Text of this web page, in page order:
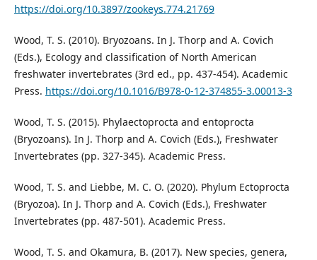
https://doi.org/10.3897/zookeys.774.21769
Wood, T. S. (2010). Bryozoans. In J. Thorp and A. Covich
(Eds.), Ecology and classification of North American
freshwater invertebrates (3rd ed., pp. 437-454). Academic
Press. https://doi.org/10.1016/B978-0-12-374855-3.00013-3
Wood, T. S. (2015). Phylaectoprocta and entoprocta
(Bryozoans). In J. Thorp and A. Covich (Eds.), Freshwater
Invertebrates (pp. 327-345). Academic Press.
Wood, T. S. and Liebbe, M. C. O. (2020). Phylum Ectoprocta
(Bryozoa). In J. Thorp and A. Covich (Eds.), Freshwater
Invertebrates (pp. 487-501). Academic Press.
Wood, T. S. and Okamura, B. (2017). New species, genera,